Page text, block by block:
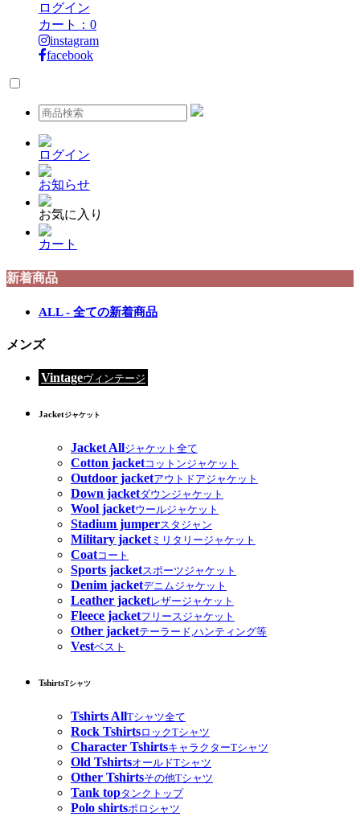
ログイン
カート： 0
instagram
facebook
ログイン
お知らせ
お気に入り
カート
新着商品
ALL - 全ての新着商品
メンズ
Vintageヴィンテージ
Jacketジャケット
Jacket Allジャケット全て
Cotton jacketコットンジャケット
Outdoor jacketアウトドアジャケット
Down jacketダウンジャケット
Wool jacketウールジャケット
Stadium jumperスタジャン
Military jacketミリタリージャケット
Coatコート
Sports jacketスポーツジャケット
Denim jacketデニムジャケット
Leather jacketレザージャケット
Fleece jacketフリースジャケット
Other jacketテーラード,ハンティング等
Vestベスト
TshirtsTシャツ
Tshirts AllTシャツ全て
Rock TshirtsロックTシャツ
Character TshirtsキャラクターTシャツ
Old TshirtsオールドTシャツ
Other Tshirtsその他Tシャツ
Tank topタンクトップ
Polo shirtsポロシャツ